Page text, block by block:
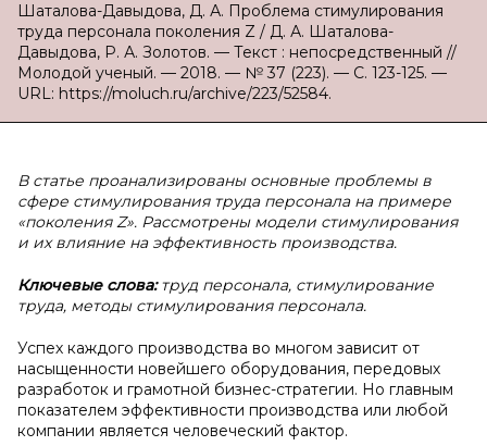
Шаталова-Давыдова, Д. А. Проблема стимулирования
труда персонала поколения Z / Д. А. Шаталова-
Давыдова, Р. А. Золотов. — Текст : непосредственный //
Молодой ученый. — 2018. — № 37 (223). — С. 123-125. —
URL: https://moluch.ru/archive/223/52584.
В статье проанализированы основные проблемы в
сфере стимулирования труда персонала на примере
«поколения Z». Рассмотрены модели стимулирования
и их влияние на эффективность производства.
Ключевые слова:труд персонала, стимулирование
труда, методы стимулирования персонала.
Успех каждого производства во многом зависит от
насыщенности новейшего оборудования, передовых
разработок и грамотной бизнес-стратегии. Но главным
показателем эффективности производства или любой
компании является человеческий фактор.